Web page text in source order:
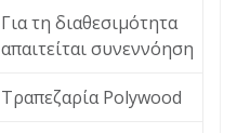
Για τη διαθεσιμότητα
απαιτείται συνεννόηση
Τραπεζαρία Polywood